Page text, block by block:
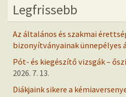
Legfrissebb
Az általános és szakmai
bizonyítványainak ünnepélyes
Pót- és kiegészítő vizsgák –
2026. 7. 13.
Diákjaink sikere a